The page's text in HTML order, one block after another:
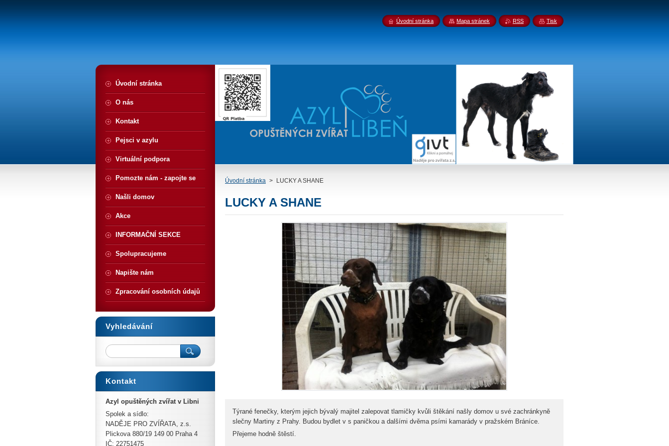
Úvodní stránka > LUCKY A SHANE
LUCKY A SHANE
Týrané fenečky, kterým jejich bývalý majitel zalepovat tlamičky kvůli štěkání našly domov u své zachránkyně
slečny Martiny z Prahy. Budou bydlet v s paničkou a dalšími dvěma psími kamarády v pražském Bráníce.
Přejeme hodně štěstí.
Úvodní stránka
O nás
Kontakt
Pejsci v azylu
Virtuální podpora
Pomozte nám - zapojte se
Našli domov
Akce
INFORMAČNÍ SEKCE
Spolupracujeme
Napište nám
Zpracování osobních údajů
Vyhledávání
Kontakt
Azyl opuštěných zvířat v Libni
Spolek a sídlo:
NADĚJE PRO ZVÍŘATA, z.s.
Plickova 880/19 149 00 Praha 4
IČ: 22751475
Úvodní stránka Mapa stránek RSS Tisk